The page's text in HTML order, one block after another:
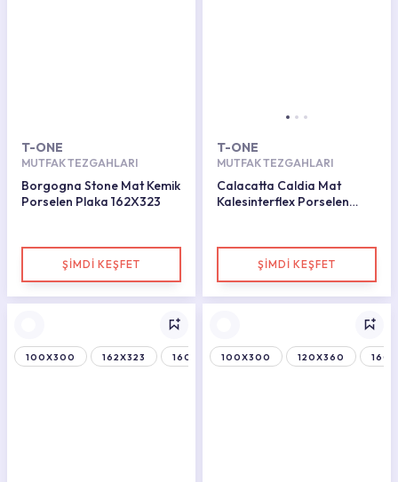
T-ONE
MUTFAK TEZGAHLARI
Borgogna Stone Mat Kemik
Porselen Plaka 162X323
ŞİMDİ KEŞFET
T-ONE
MUTFAK TEZGAHLARI
Calacatta Caldia Mat
Kalesinterflex Porselen
ŞİMDİ KEŞFET
100X300 162X323 160X320 100X300 120X360